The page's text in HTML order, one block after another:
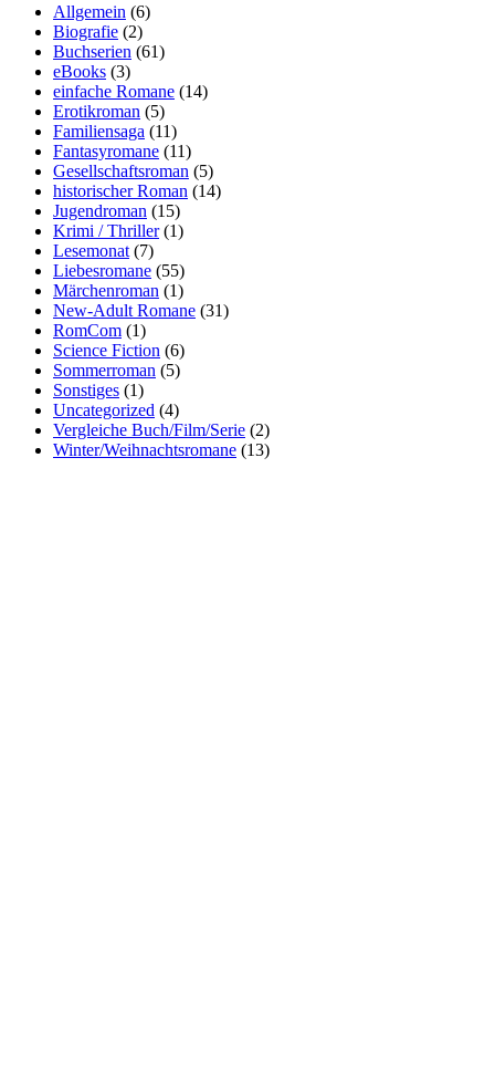
Allgemein (6)
Biografie (2)
Buchserien (61)
eBooks (3)
einfache Romane (14)
Erotikroman (5)
Familiensaga (11)
Fantasyromane (11)
Gesellschaftsroman (5)
historischer Roman (14)
Jugendroman (15)
Krimi / Thriller(1)
Lesemonat (7)
Liebesromane (55)
Märchenroman (1)
New-Adult Romane (31)
RomCom (1)
Science Fiction (6)
Sommerroman (5)
Sonstiges (1)
Uncategorized (4)
Vergleiche Buch/Film/Serie (2)
Winter/Weihnachtsromane (13)